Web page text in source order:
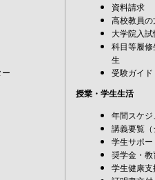
資料請求
高校教員の
大学院入試
科目等履
生
受験ガイド
授業・学生生活
年間スケ
講義要覧（
学生サポー
奨学金・
学生健康